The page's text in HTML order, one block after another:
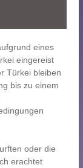
eines
eingereist
Türkei bleiben
bis zu einem
oder die
erachtet